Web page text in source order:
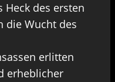
des ersten
die Wucht des
erlitten
erheblicher